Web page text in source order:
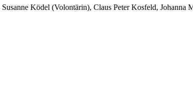
Susanne Ködel (Volontärin), Claus Peter Kosfeld, Johanna